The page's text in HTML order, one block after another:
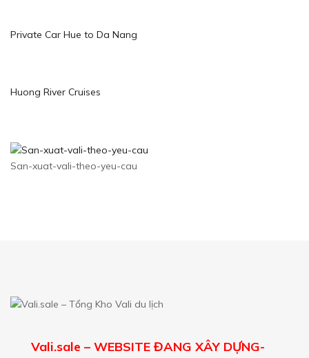
Private Car Hue to Da Nang
Huong River Cruises
San-xuat-vali-theo-yeu-cau
Vali.sale – WEBSITE ĐANG XÂY DỰNG-